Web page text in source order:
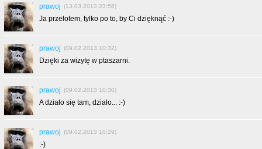
prawoj (13.03.2013 23:58)
Ja przelotem, tylko po to, by Ci dzięknąć :-)
prawoj (09.02.2013 10:32)
Dzięki za wizytę w ptaszarni.
prawoj (09.02.2013 10:30)
A działo się tam, działo... :-)
prawoj (09.02.2013 10:29)
:-)